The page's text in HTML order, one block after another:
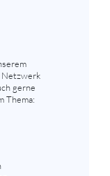
Netzwerk
gerne
Thema: